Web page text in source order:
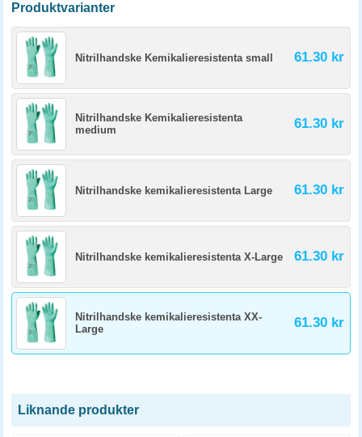
Produktvarianter
Nitrilhandske Kemikalieresistenta small 61.30 kr
Nitrilhandske Kemikalieresistenta
medium
61.30 kr
Nitrilhandske kemikalieresistenta Large 61.30 kr
Nitrilhandske kemikalieresistenta X-Large 61.30 kr
Nitrilhandske kemikalieresistenta XX-
Large
61.30 kr
Liknande produkter